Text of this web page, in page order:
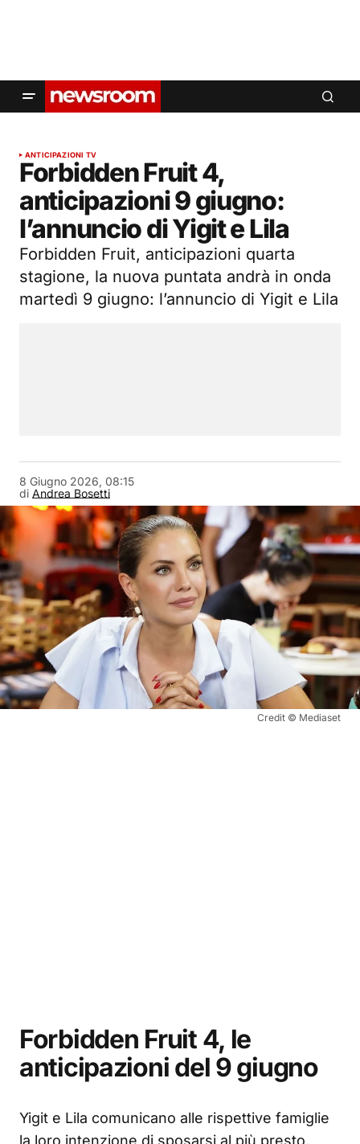
ANTICIPAZIONI TV
Forbidden Fruit 4,
anticipazioni 9 giugno:
l’annuncio di Yigit e Lila
Forbidden Fruit, anticipazioni quarta
stagione, la nuova puntata andrà in onda
martedì 9 giugno: l’annuncio di Yigit e Lila
di Andrea Bosetti
8 Giugno 2026, 08:15
Credit © Mediaset
Forbidden Fruit 4, le
anticipazioni del 9 giugno
Yigit e Lila comunicano alle rispettive famiglie
la loro intenzione di sposarsi al più presto,